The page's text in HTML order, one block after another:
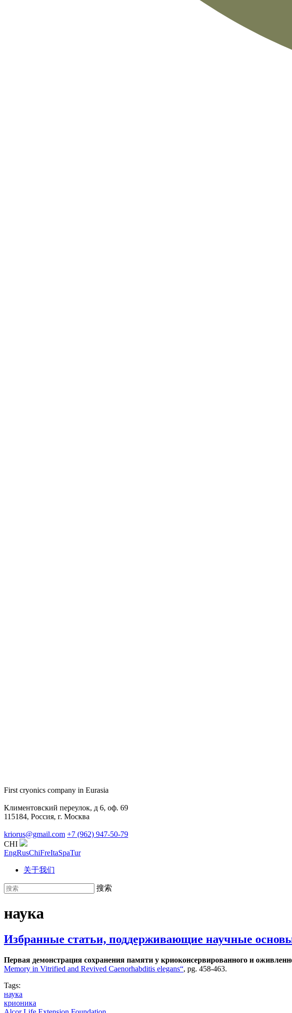
First cryonics company in Eurasia
Климентовский переулок, д 6, оф. 69
115184, Россия, г. Москва
kriorus@gmail.com +7 (962) 947-50-79
CHI
EngRusChiFreItaSpaTur
关于我们
搜索
наука
Избранные статьи, поддерживающие научные
Первая демонстрация сохранения памяти у криоконсервированного и
Memory in Vitrified and Revived Caenorhabditis elegans“, pg. 458-463.
Tags:
наука
крионика